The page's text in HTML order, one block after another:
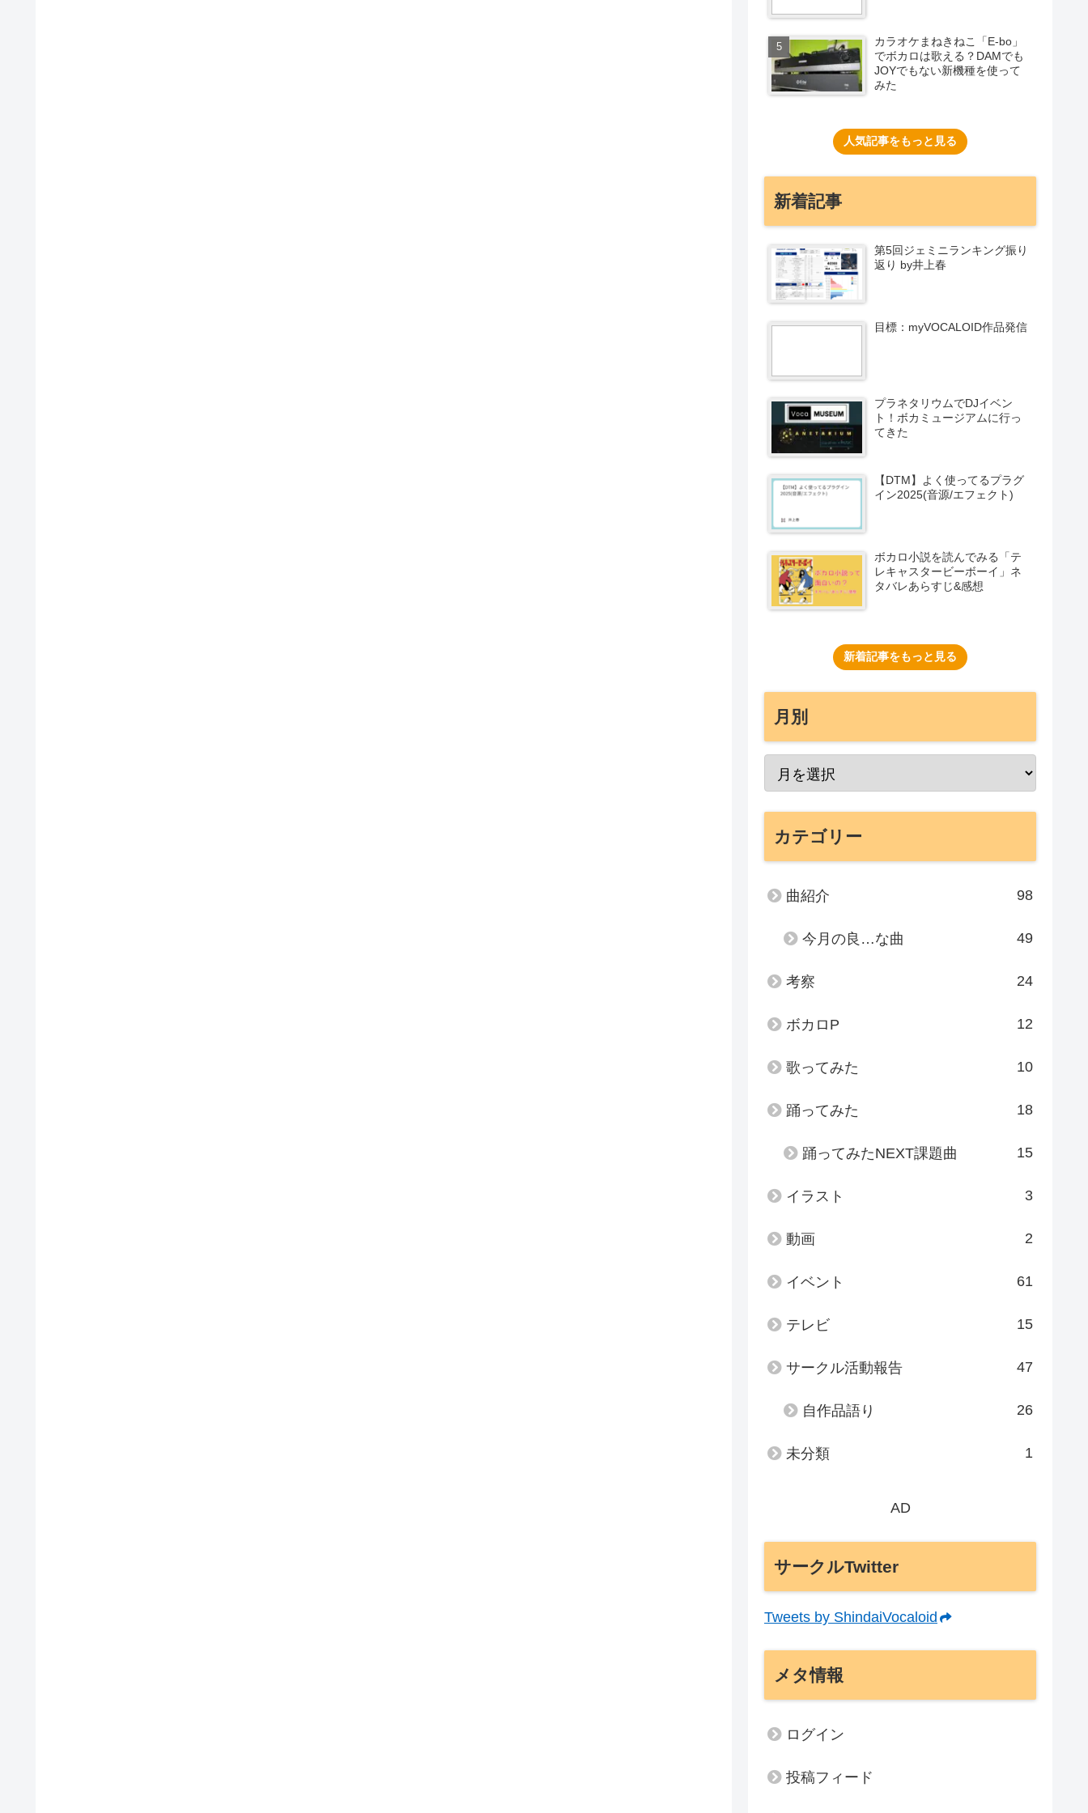
カラオケまねきねこ「E-bo」
でボカロは歌える？DAMでも
JOYでもない新機種を使って
みた
人気記事をもっと見る
新着記事
第5回ジェミニランキング振り
返り by井上春
目標：myVOCALOID作品発信
プラネタリウムでDJイベン
ト！ボカミュージアムに行っ
てきた
【DTM】よく使ってるプラグ
イン2025(音源/エフェクト)
ボカロ小説を読んでみる「テ
レキャスタービーボーイ」ネ
タバレあらすじ&感想
新着記事をもっと見る
月別
カテゴリー
曲紹介 98
今月の良…な曲 49
考察 24
ボカロP 12
歌ってみた 10
踊ってみた 18
踊ってみたNEXT課題曲 15
イラスト 3
動画 2
イベント 61
テレビ 15
サークル活動報告 47
自作品語り 26
未分類 1
AD
サークルTwitter
Tweets by ShindaiVocaloid
メタ情報
ログイン
投稿フィード